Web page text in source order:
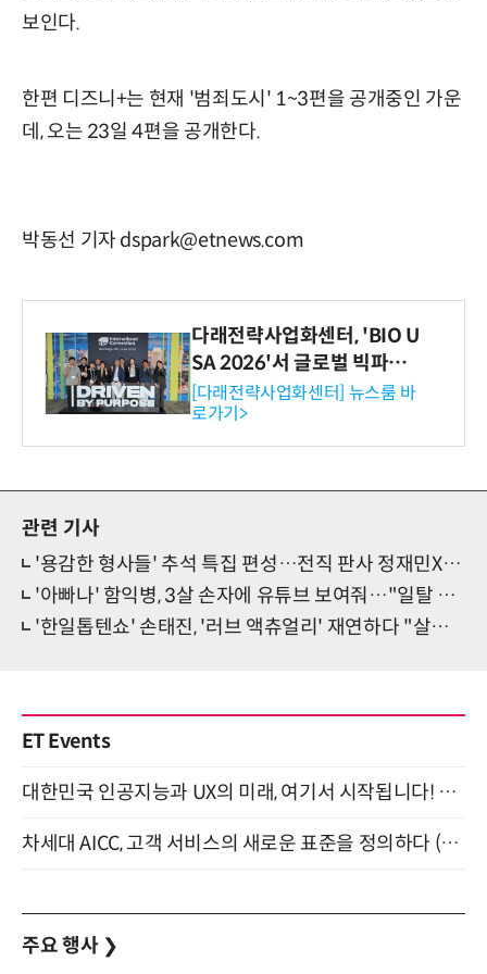
보인다.
한편 디즈니+는 현재 '범죄도시' 1~3편을 공개중인 가운
데, 오는 23일 4편을 공개한다.
박동선 기자 dspark@etnews.com
다래전략사업화센터, 'BIO U
SA 2026'서 글로벌 빅파마
와의 비즈니스 미팅 지원…K
-바이오 해외 진출 교두보 확
보
[다래전략사업화센터] 뉴스룸 바
로가기>
관련 기사
'용감한 형사들' 추석 특집 편성…전직 판사 정재민X모델 송해나 출연
'아빠나' 함익병, 3살 손자에 유튜브 보여줘…"일탈 필요해"
'한일톱텐쇼' 손태진, '러브 액츄얼리' 재연하다 "살려주세요!"
ET Events
대한민국 인공지능과 UX의 미래, 여기서 시작됩니다! UX Korea 2026 - Fall 9월 2일 개최
차세대 AICC, 고객 서비스의 새로운 표준을 정의하다 (9/9)
주요 행사 ❯